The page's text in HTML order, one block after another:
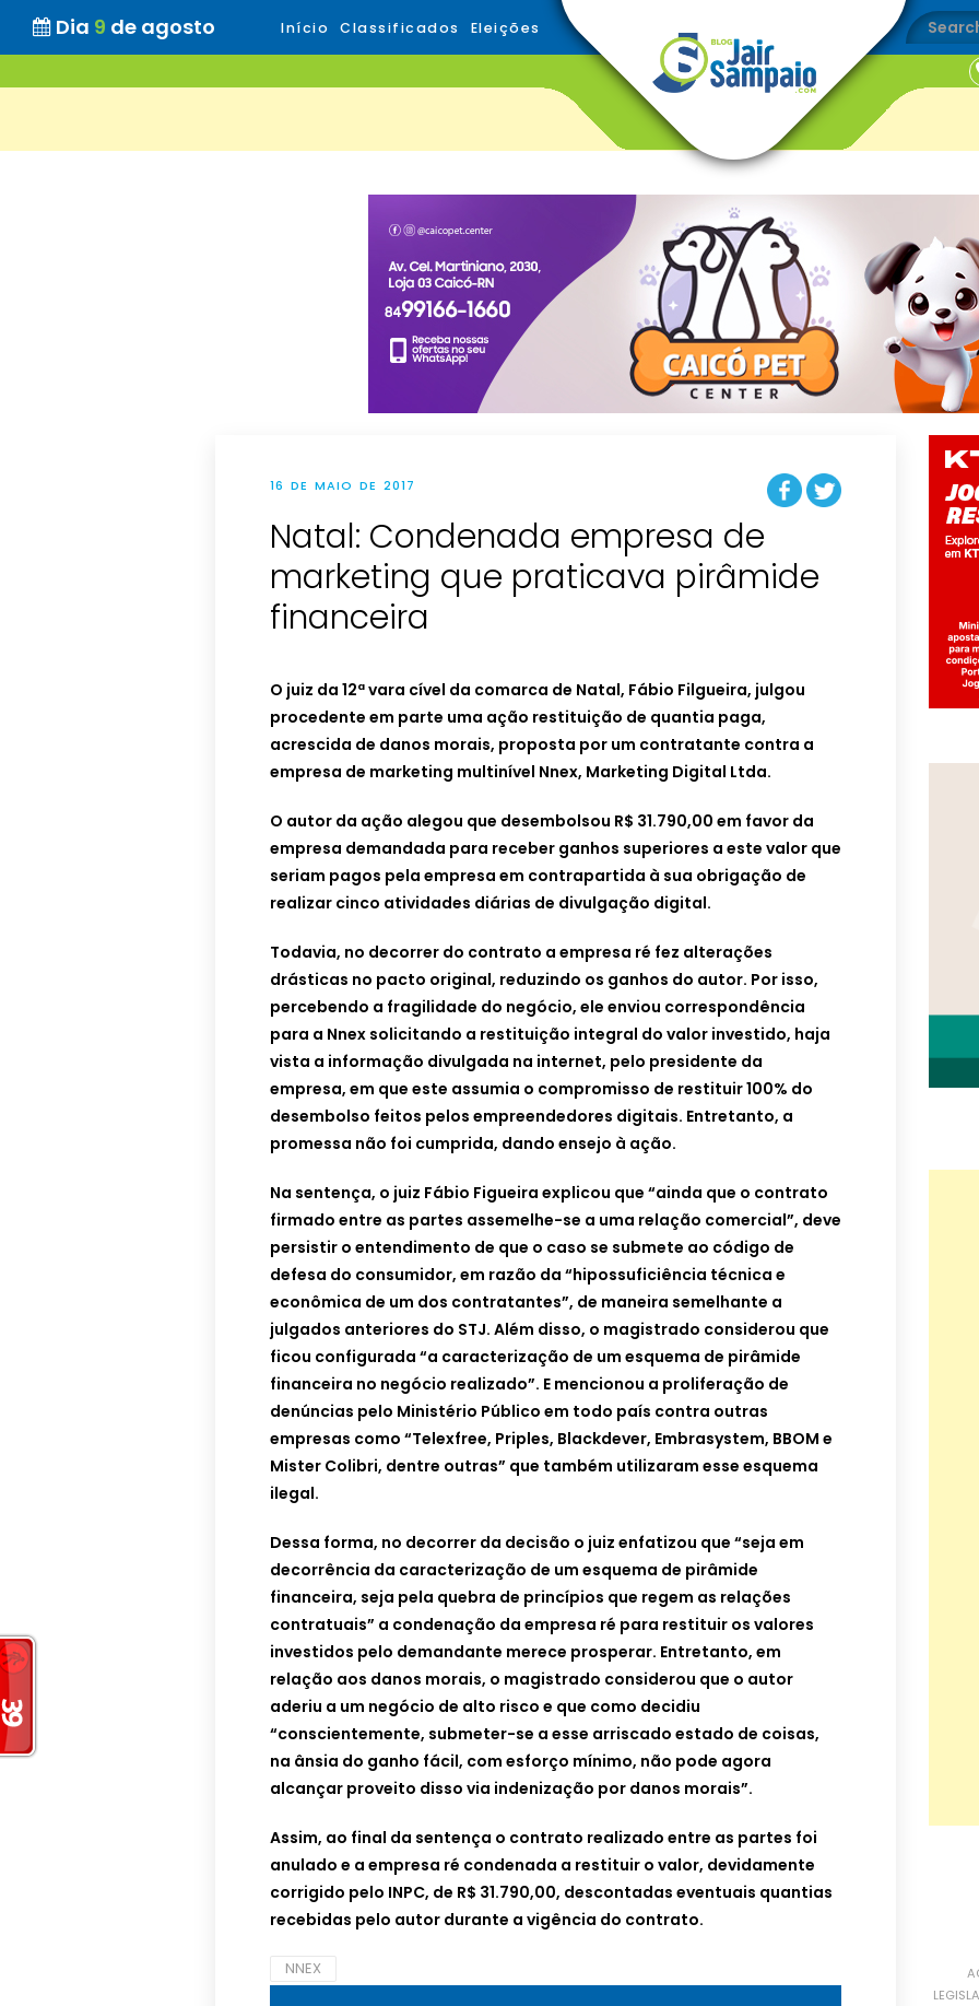
Dia 9 de agosto Início Classificados Eleições
16 DE MAIO DE 2017
Natal: Condenada empresa de
marketing que praticava pirâmide
financeira
O juiz da 12ª vara cível da comarca de Natal, Fábio Filgueira, julgou
procedente em parte uma ação restituição de quantia paga,
acrescida de danos morais, proposta por um contratante contra a
empresa de marketing multinível Nnex, Marketing Digital Ltda.
O autor da ação alegou que desembolsou R$ 31.790,00 em favor da
empresa demandada para receber ganhos superiores a este valor que
seriam pagos pela empresa em contrapartida à sua obrigação de
realizar cinco atividades diárias de divulgação digital.
Todavia, no decorrer do contrato a empresa ré fez alterações
drásticas no pacto original, reduzindo os ganhos do autor. Por isso,
percebendo a fragilidade do negócio, ele enviou correspondência
para a Nnex solicitando a restituição integral do valor investido, haja
vista a informação divulgada na internet, pelo presidente da
empresa, em que este assumia o compromisso de restituir 100% do
desembolso feitos pelos empreendedores digitais. Entretanto, a
promessa não foi cumprida, dando ensejo à ação.
Na sentença, o juiz Fábio Figueira explicou que “ainda que o contrato
firmado entre as partes assemelhe-se a uma relação comercial”, deve
persistir o entendimento de que o caso se submete ao código de
defesa do consumidor, em razão da “hipossuficiência técnica e
econômica de um dos contratantes”, de maneira semelhante a
julgados anteriores do STJ. Além disso, o magistrado considerou que
ficou configurada “a caracterização de um esquema de pirâmide
financeira no negócio realizado”. E mencionou a proliferação de
denúncias pelo Ministério Público em todo país contra outras
empresas como “Telexfree, Priples, Blackdever, Embrasystem, BBOM e
Mister Colibri, dentre outras” que também utilizaram esse esquema
ilegal.
Dessa forma, no decorrer da decisão o juiz enfatizou que “seja em
decorrência da caracterização de um esquema de pirâmide
financeira, seja pela quebra de princípios que regem as relações
contratuais” a condenação da empresa ré para restituir os valores
investidos pelo demandante merece prosperar. Entretanto, em
relação aos danos morais, o magistrado considerou que o autor
aderiu a um negócio de alto risco e que como decidiu
“conscientemente, submeter-se a esse arriscado estado de coisas,
na ânsia do ganho fácil, com esforço mínimo, não pode agora
alcançar proveito disso via indenização por danos morais”.
Assim, ao final da sentença o contrato realizado entre as partes foi
anulado e a empresa ré condenada a restituir o valor, devidamente
corrigido pelo INPC, de R$ 31.790,00, descontadas eventuais quantias
recebidas pelo autor durante a vigência do contrato.
NNEX